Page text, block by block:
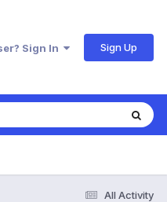
Sign In Sign Up
All Activity